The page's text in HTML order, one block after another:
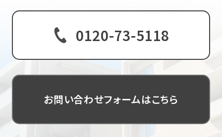
物件情報
実績
お客様の声
お知らせ
不動産に関するご相談やご質問など、どんなことでも
ぜひお聞かせください。0120-73-5118
お問い合わせフォームはこちら